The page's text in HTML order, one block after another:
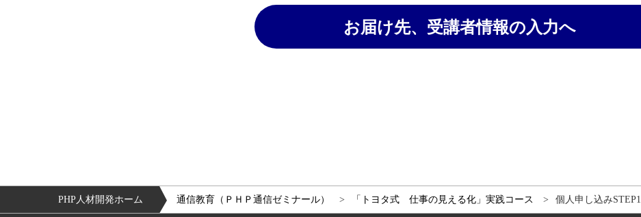
お届け先、受講者情報の入力へ
PHP人材開発ホーム 通信教育（ＰＨＰ通信ゼミナール） 「トヨタ式 仕事の見える化」実践コース 個人申し込みSTEP1